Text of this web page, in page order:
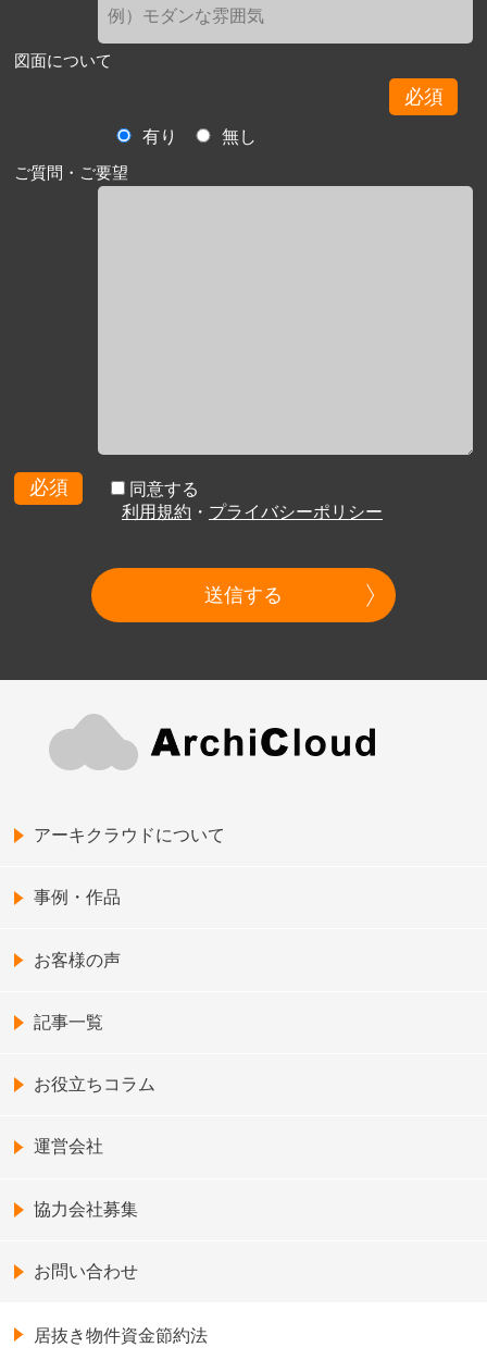
図面について
必須
有り
無し
ご質問・ご要望
必須
同意する
利用規約 ・ プライバシーポリシー
送信する
アーキクラウドについて
事例・作品
お客様の声
記事一覧
お役立ちコラム
運営会社
協力会社募集
お問い合わせ
居抜き物件資金節約法